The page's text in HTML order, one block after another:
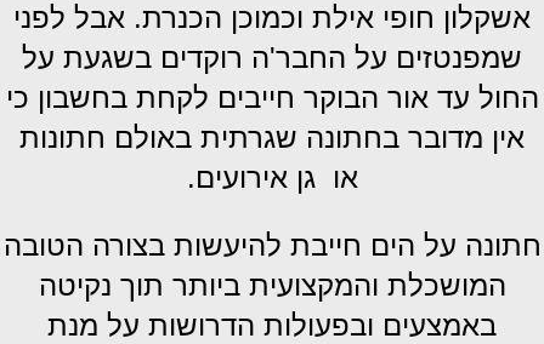
אשקלון חופי אילת וכמוכן הכנרת. אבל לפני
שמפנטזים על החבר'ה רוקדים בשגעת על
החול עד אור הבוקר חייבים לקחת בחשבון כי
אין מדובר בחתונה שגרתית באולם חתונות
או גן אירועים.
חתונה על הים חייבת להיעשות בצורה הטובה
המושכלת והמקצועית ביותר תוך נקיטה
באמצעים ובפעולות הדרושות על מנת